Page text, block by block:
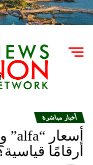
أخبار مباشرة
أرقامًا